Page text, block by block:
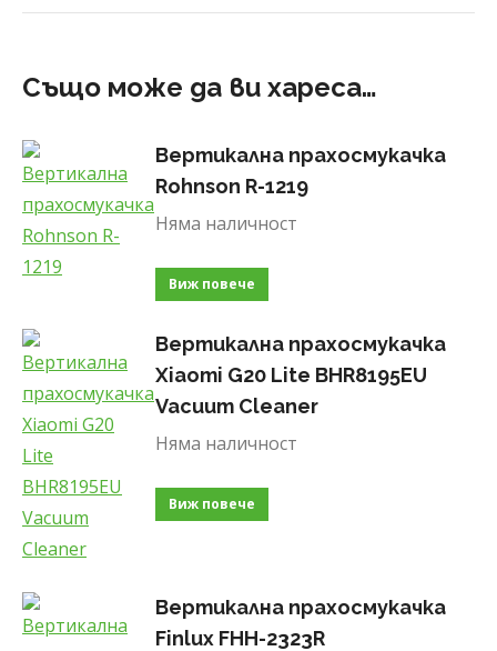
Също може да ви хареса…
Вертикална прахосмукачка
Rohnson R-1219
Няма наличност
Виж повече
Вертикална прахосмукачка
Xiaomi G20 Lite BHR8195EU
Vacuum Cleaner
Няма наличност
Виж повече
Вертикална прахосмукачка
Finlux FHH-2323R